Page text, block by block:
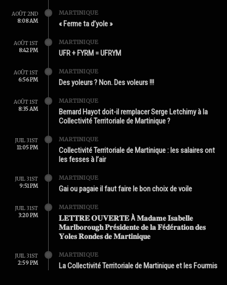
AOÛT 2ND
8:08 AM
MARTINIQUE
« Ferme ta d’yole »
AOÛT 1ST
8:42 PM
MARTINIQUE
UFR + FYRM = UFRYM
AOÛT 1ST
6:56 PM
MARTINIQUE
Des yoleurs ? Non. Des voleurs !!!
AOÛT 1ST
8:35 AM
MARTINIQUE
Bernard Hayot doit-il remplacer Serge Letchimy à la
Collectivité Territoriale de Martinique ?
JUIL 31ST
11:05 PM
MARTINIQUE
Collectivité Territoriale de Martinique : les salaires ont
les fesses à l’air
JUIL 31ST
9:51 PM
MARTINIQUE
Gai ou pagaie il faut faire le bon choix de voile
JUIL 31ST
3:20 PM
MARTINIQUE
𝐋𝐄𝐓𝐓𝐑𝐄 𝐎𝐔𝐕𝐄𝐑𝐓𝐄 À 𝐌𝐚𝐝𝐚𝐦𝐞 𝐈𝐬𝐚𝐛𝐞𝐥𝐥𝐞
𝐌𝐚𝐫𝐥𝐛𝐨𝐫𝐨𝐮𝐠𝐡 𝐏𝐫é𝐬𝐢𝐝𝐞𝐧𝐭𝐞 𝐝𝐞 𝐥𝐚 𝐅é𝐝é𝐫𝐚𝐭𝐢𝐨𝐧 𝐝𝐞𝐬
𝐘𝐨𝐥𝐞𝐬 𝐑𝐨𝐧𝐝𝐞𝐬 𝐝𝐞 𝐌𝐚𝐫𝐭𝐢𝐧𝐢𝐪𝐮𝐞
JUIL 31ST
2:59 PM
MARTINIQUE
La Collectivité Territoriale de Martinique et les Fourmis